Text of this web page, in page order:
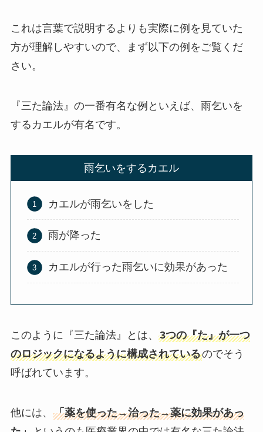
これは言葉で説明するよりも実際に例を見ていた
方が理解しやすいので、まず以下の例をご覧くだ
さい。
『三た論法』の一番有名な例といえば、雨乞いを
するカエルが有名です。
雨乞いをするカエル
カエルが雨乞いをした
雨が降った
カエルが行った雨乞いに効果があった
このように『三た論法』とは、 3つの『た』が一つ
のロジックになるように構成されているのでそう
呼ばれています。
他には、 「薬を使った→治った→薬に効果があっ